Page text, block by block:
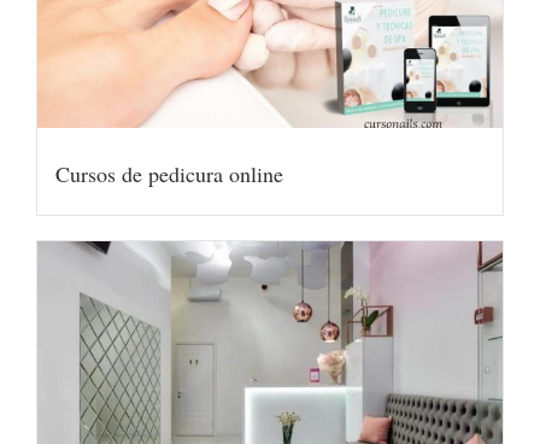
Cursos de pedicura online